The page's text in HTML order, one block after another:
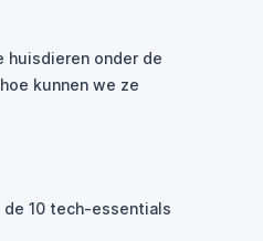
huisdieren onder de
kunnen we ze
de 10 tech-essentials